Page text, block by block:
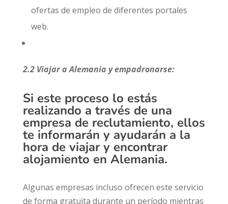
ofertas de empleo de diferentes portales
web.
2.2 Viajar a Alemania y empadronarse:
Si este proceso lo estás
realizando a través de una
empresa de reclutamiento, ellos
te informarán y ayudarán a la
hora de viajar y encontrar
alojamiento en Alemania.
Algunas empresas incluso ofrecen este servicio
de forma gratuita durante un período mientras